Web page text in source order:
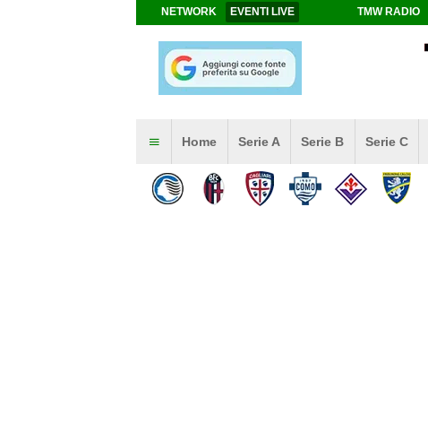
NETWORK EVENTI LIVE TMW RADIO
Home Serie A Serie B Serie C